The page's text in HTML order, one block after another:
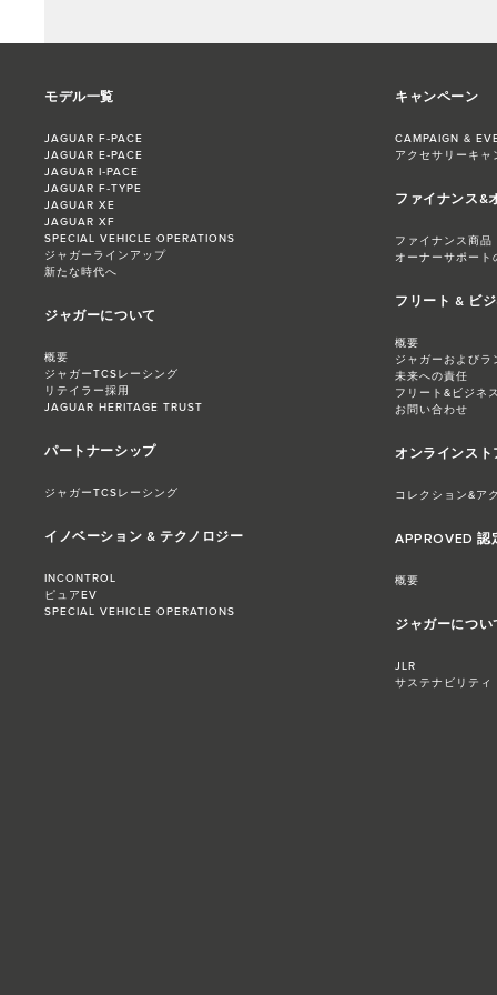
モデル一覧
JAGUAR F‑PACE
JAGUAR E‑PACE
JAGUAR I‑PACE
JAGUAR F‑TYPE
JAGUAR XE
JAGUAR XF
SPECIAL VEHICLE OPERATIONS
ジャガーラインアップ
新たな時代へ
ジャガーについて
概要
ジャガーTCSレーシング
リテイラー採用
JAGUAR HERITAGE TRUST
パートナーシップ
ジャガーTCSレーシング
イノベーション & テクノロジー
INCONTROL
ピュアEV
SPECIAL VEHICLE OPERATIONS
キャンペーン
CAMPAIGN &
アクセサリーキャ
ファイナンス&
ファイナンス商品
オーナーサポート
フリート & ビ
概要
ジャガーおよびラ
未来への責任
フリート&ビジネ
お問い合わせ
オンラインスト
コレクション&ア
APPROVED 認
概要
ジャガーについ
JLR
サステナビリティ​